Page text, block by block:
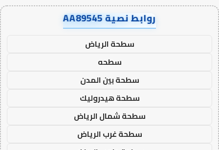
روابط نصية AA89545
سطحة الرياض
سطحه
سطحة بين المدن
سطحة هيدروليك
سطحة شمال الرياض
سطحة غرب الرياض